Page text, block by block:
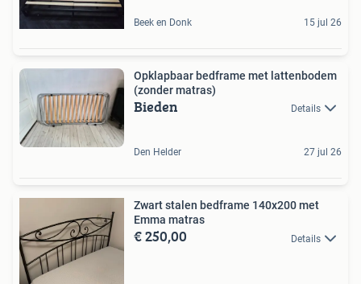
Beek en Donk 15 jul 26
Opklapbaar bedframe met lattenbodem
(zonder matras)
Bieden Details
Den Helder 27 jul 26
Zwart stalen bedframe 140x200 met
Emma matras
€ 250,00 Details